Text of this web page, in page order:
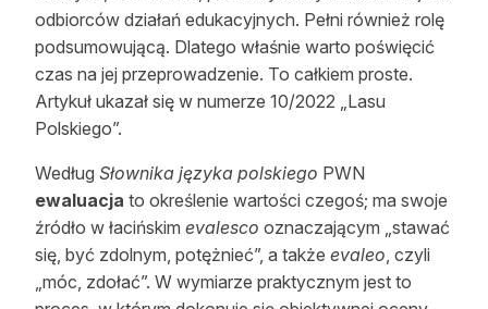
Prenumerata
Reklama
Zostań autorem
Archiwum
Kontakt
odbiorców działań edukacyjnych. Pełni również rolę
podsumowującą. Dlatego właśnie warto poświęcić
czas na jej przeprowadzenie. To całkiem proste.
Artykuł ukazał się w numerze 10/2022 „Lasu
Polskiego”.
Według Słownika języka polskiego PWN
ewaluacja to określenie wartości czegoś; ma swoje
źródło w łacińskim evalesco oznaczającym „stawać
się, być zdolnym, potężnieć”, a także evaleo , czyli
„móc, zdołać”. W wymiarze praktycznym jest to